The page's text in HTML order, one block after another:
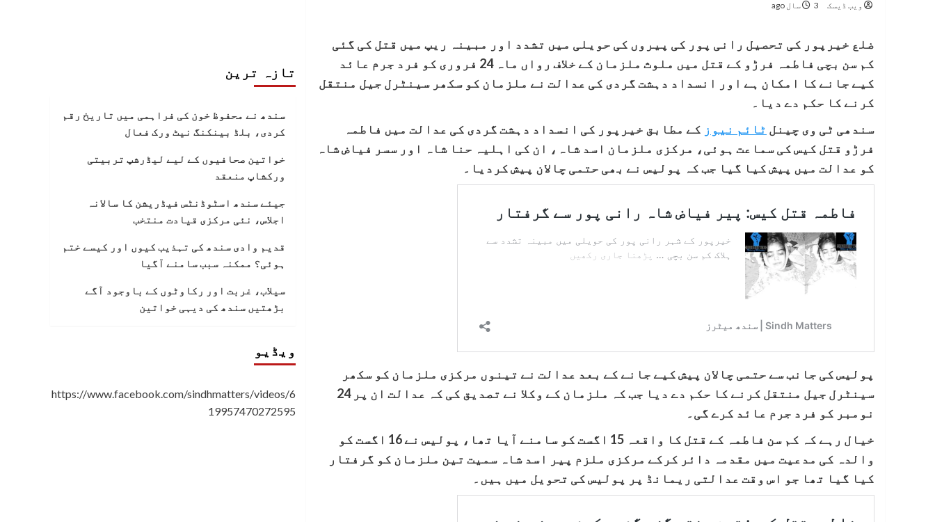
ویب ڈیسک 3 سال ago
ضلع خیرپور کی تحصیل رانی پور کی پیروں کی حویلی میں تشدد اور مبینہ ریپ میں قتل کی گئی
کم سن بچی فاطمہ فرڑو کے قتل میں ملوث ملزمان کے خلاف رواں ماہ 24 فروری کو فرد جرم عائد
کیے جانے کا امکان ہے اور انسداد دہشت گردی کی عدالت نے ملزمان کو سکھر سینٹرل جیل منتقل
کرنے کا حکم دے دیا۔
سندھی ٹی وی چینل ٹائم نیوز کے مطابق خیرپور کی انسداد دہشت گردی کی عدالت میں فاطمہ
فرڑو قتل کیس کی سماعت ہوئی، مرکزی ملزمان اسد شاہ، ان کی اہلیہ حنا شاہ اور سسر فیاض شاہ
کو عدالت میں پیش کیا گیا جب کہ پولیس نے بھی حتمی چالان پیش کردیا۔
پولیس کی جانب سے حتمی چالان پیش کیے جانے کے بعد عدالت نے تینوں مرکزی ملزمان کو سکھر
سینٹرل جیل منتقل کرنے کا حکم دے دیا جب کہ ملزمان کے وکلا نے تصدیق کی کہ عدالت ان پر 24
نومبر کو فرد جرم عائد کرے گی۔
خیال رہے کہ کم سن فاطمہ کے قتل کا واقعہ 15 اگست کو سامنے آیا تھا، پولیس نے 16 اگست کو
والدہ کی مدعیت میں مقدمہ دائر کرکے مرکزی ملزم پیر اسد شاہ سمیت تین ملزمان کو گرفتار
کیا گیا تھا جو اس وقت عدالتی ریمانڈ پر پولیس کی تحویل میں ہیں۔
تازہ ترین
سندھ نے محفوظ خون کی فراہمی میں تاریخ رقم
کردی، بلڈ بینکنگ نیٹ ورک فعال
خواتین صحافیوں کے لیے لیڈرشپ تربیتی
ورکشاپ منعقد
جیئے سندھ اسٹوڈنٹس فیڈریشن کا سالانہ
اجلاس، نئی مرکزی قیادت منتخب
قدیم وادی سندھ کی تہذیب کیوں اور کیسے ختم
ہوئی؟ ممکنہ سبب سامنے آگیا
سیلاب، غربت اور رکاوٹوں کے باوجود آگے
بڑھتیں سندھ کی دیہی خواتین
ویڈیو
https://www.facebook.com/sindhmatters/videos/6
19957470272595